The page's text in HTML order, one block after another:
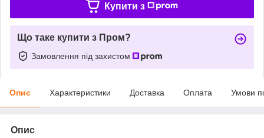
Купити з
Що таке купити з Пром?
Замовлення під захистом
Опис Характеристики Доставка Оплата Умови
Опис